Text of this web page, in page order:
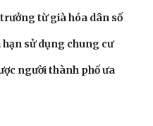
từ già hóa dân số
sử dụng chung cư
người thành phố ưa